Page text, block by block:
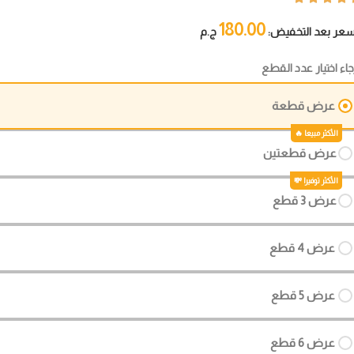
بعد التخفيض:180.00ج.م
اختيار عدد القطع
عرض قطعة
عرض قطعتين
عرض 3 قطع
عرض 4 قطع
عرض 5 قطع
عرض 6 قطع